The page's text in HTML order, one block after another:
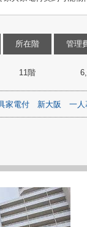
所在階
11階
管理
家電付 新大阪 一人